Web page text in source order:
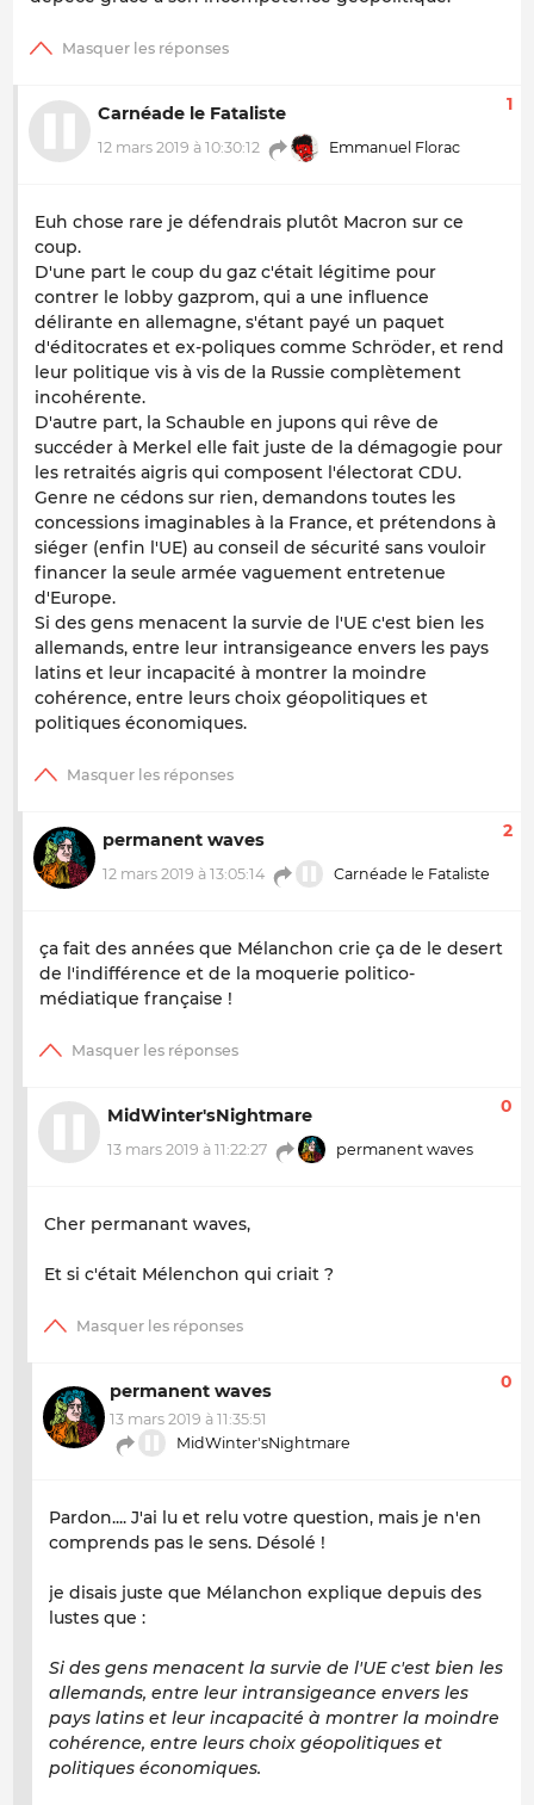
Carnéade le Fataliste
12 mars 2019 à 10:30:12 Emmanuel Florac
1
Euh chose rare je défendrais plutôt Macron sur ce
coup.
D'une part le coup du gaz c'était légitime pour
contrer le lobby gazprom, qui a une influence
délirante en allemagne, s'étant payé un paquet
d'éditocrates et ex-poliques comme Schröder, et rend
leur politique vis à vis de la Russie complètement
incohérente.
D'autre part, la Schauble en jupons qui rêve de
succéder à Merkel elle fait juste de la démagogie pour
les retraités aigris qui composent l'électorat CDU.
Genre ne cédons sur rien, demandons toutes les
concessions imaginables à la France, et prétendons à
siéger (enfin l'UE) au conseil de sécurité sans vouloir
financer la seule armée vaguement entretenue
d'Europe.
Si des gens menacent la survie de l'UE c'est bien les
allemands, entre leur intransigeance envers les pays
latins et leur incapacité à montrer la moindre
cohérence, entre leurs choix géopolitiques et
politiques économiques.
permanent waves
12 mars 2019 à 13:05:14 Carnéade le Fataliste
2
ça fait des années que Mélanchon crie ça de le desert
de l'indifférence et de la moquerie politico-
médiatique française !
MidWinter'sNightmare
13 mars 2019 à 11:22:27 permanent waves
0
Cher permanant waves,
Et si c'était Mélenchon qui criait ?
permanent waves
13 mars 2019 à 11:35:51
MidWinter'sNightmare
0
Pardon.... J'ai lu et relu votre question, mais je n'en
comprends pas le sens. Désolé !
je disais juste que Mélanchon explique depuis des
lustes que :
Si des gens menacent la survie de l'UE c'est bien les
allemands, entre leur intransigeance envers les
pays latins et leur incapacité à montrer la moindre
cohérence, entre leurs choix géopolitiques et
politiques économiques.